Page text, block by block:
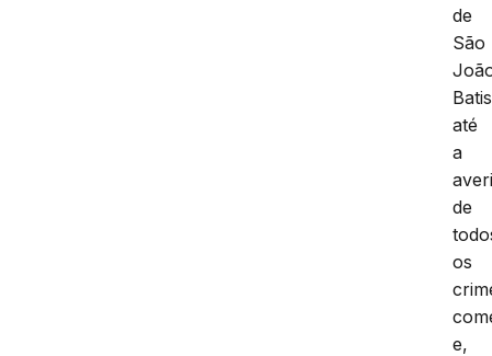
de
São
até
a
de
os
e,